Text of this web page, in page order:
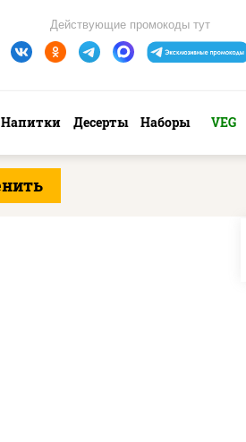
Действующие промокоды тут
Напитки Десерты Наборы VEG